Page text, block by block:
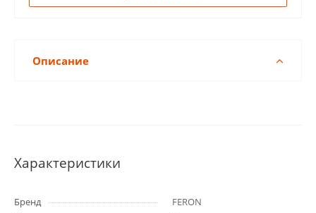
Описание
Характеристики
Бренд
FERON